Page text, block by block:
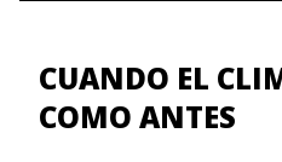
CUANDO EL
COMO ANTES